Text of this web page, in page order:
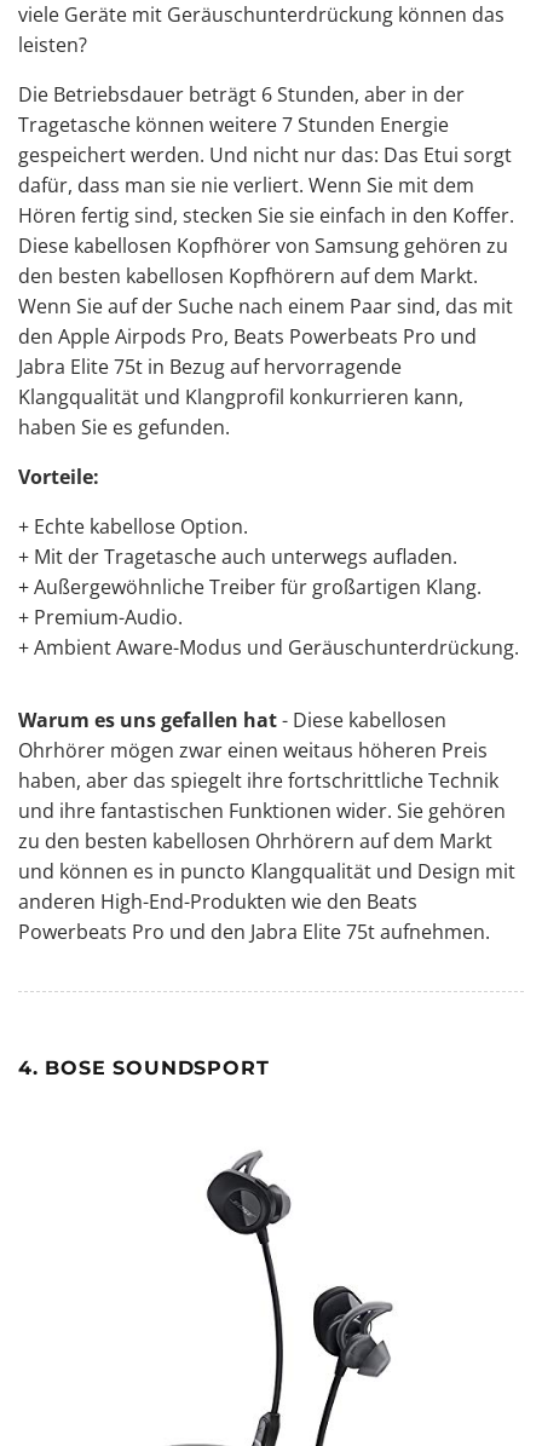
viele Geräte mit Geräuschunterdrückung können das
leisten?
Die Betriebsdauer beträgt 6 Stunden, aber in der
Tragetasche können weitere 7 Stunden Energie
gespeichert werden. Und nicht nur das: Das Etui sorgt
dafür, dass man sie nie verliert. Wenn Sie mit dem
Hören fertig sind, stecken Sie sie einfach in den Koffer.
Diese kabellosen Kopfhörer von Samsung gehören zu
den besten kabellosen Kopfhörern auf dem Markt.
Wenn Sie auf der Suche nach einem Paar sind, das mit
den Apple Airpods Pro, Beats Powerbeats Pro und
Jabra Elite 75t in Bezug auf hervorragende
Klangqualität und Klangprofil konkurrieren kann,
haben Sie es gefunden.
Vorteile:
+ Echte kabellose Option.
+ Mit der Tragetasche auch unterwegs aufladen.
+ Außergewöhnliche Treiber für großartigen Klang.
+ Premium-Audio.
+ Ambient Aware-Modus und Geräuschunterdrückung.
Warum es uns gefallen hat- Diese kabellosen
Ohrhörer mögen zwar einen weitaus höheren Preis
haben, aber das spiegelt ihre fortschrittliche Technik
und ihre fantastischen Funktionen wider. Sie gehören
zu den besten kabellosen Ohrhörern auf dem Markt
und können es in puncto Klangqualität und Design mit
anderen High-End-Produkten wie den Beats
Powerbeats Pro und den Jabra Elite 75t aufnehmen.
4. BOSE SOUNDSPORT